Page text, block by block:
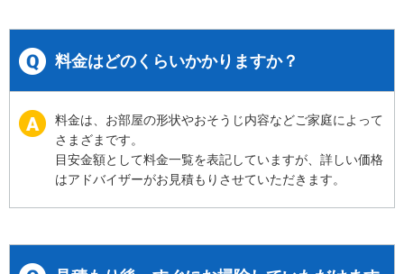
料金はどのくらいかかりますか？
料金は、お部屋の形状やおそうじ内容などご家庭によって
さまざまです。
目安金額として料金一覧を表記していますが、詳しい価格
はアドバイザーがお見積もりさせていただきます。